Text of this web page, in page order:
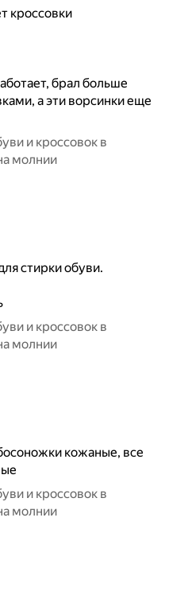
кроссовки
брал больше
а эти ворсинки еще
и кроссовок в
молнии
стирки обуви.
и кроссовок в
молнии
кожаные, все
и кроссовок в
молнии